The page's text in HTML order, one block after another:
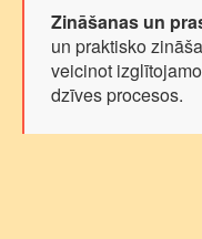
Zināšanas un
un praktisko
veicinot
dzīves procesos.